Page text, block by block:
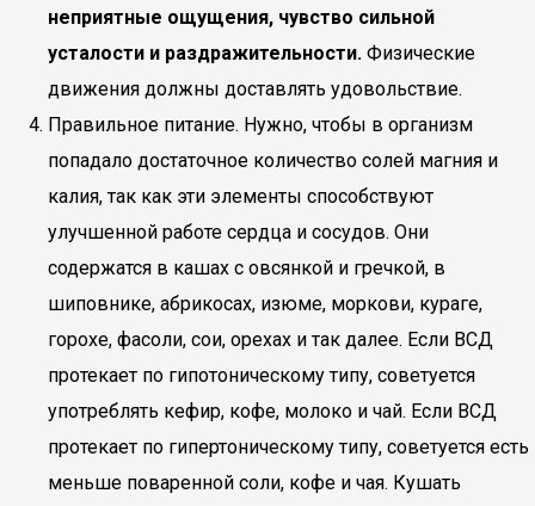
неприятные ощущения, чувство сильной
усталости и раздражительности. Физические
движения должны доставлять удовольствие.
Правильное питание. Нужно, чтобы в организм
попадало достаточное количество солей магния и
калия, так как эти элементы способствуют
улучшенной работе сердца и сосудов. Они
содержатся в кашах с овсянкой и гречкой, в
шиповнике, абрикосах, изюме, моркови, кураге,
горохе, фасоли, сои, орехах и так далее. Если ВСД
протекает по гипотоническому типу, советуется
употреблять кефир, кофе, молоко и чай. Если ВСД
протекает по гипертоническому типу, советуется есть
меньше поваренной соли, кофе и чая. Кушать